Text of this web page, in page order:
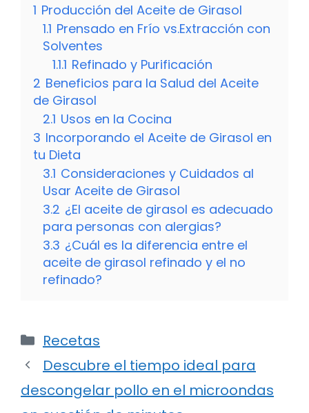
1 Producción del Aceite de Girasol
1.1 Prensado en Frío vs.Extracción con
Solventes
1.1.1 Refinado y Purificación
2 Beneficios para la Salud del Aceite
de Girasol
2.1 Usos en la Cocina
3 Incorporando el Aceite de Girasol en
tu Dieta
3.1 Consideraciones y Cuidados al
Usar Aceite de Girasol
3.2 ¿El aceite de girasol es adecuado
para personas con alergias?
3.3 ¿Cuál es la diferencia entre el
aceite de girasol refinado y el no
refinado?
Categorías
Recetas
Descubre el tiempo ideal para
descongelar pollo en el microondas